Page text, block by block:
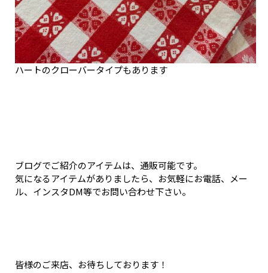
ハートのクローバータイプもあります
ブログでご紹介のアイテムは、通販可能です。
気になるアイテムがありましたら、お気軽にお電話、メー
ル、インスタDM等でお問い合わせ下さい。
皆様のご来店、お待ちしております！